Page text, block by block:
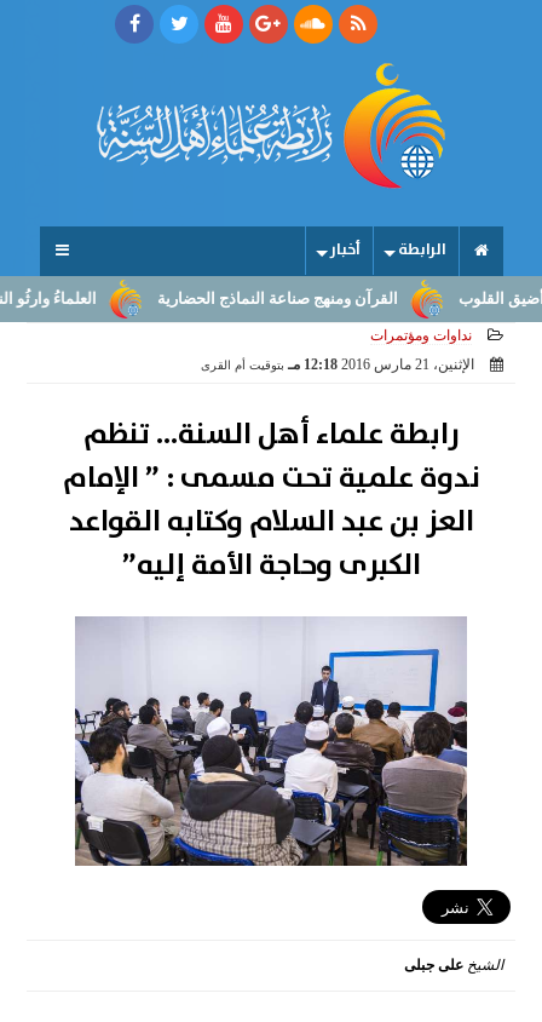
الرابطة أخبار
العلماءُ وارثُو النبوّة: القرآن ومنهج صناعة النماذج الحضارية
نداوات ومؤتمرات
الإثنين، 21 مارس 2016
12:18 مـ بتوقيت أم القرى
رابطة علماء أهل السنة... تنظم
ندوة علمية تحت مسمى : ” الإمام
العز بن عبد السلام وكتابه القواعد
الكبرى وحاجة الأمة إليه”
الشيخعلى جبلى